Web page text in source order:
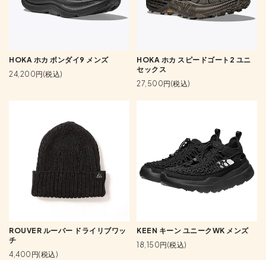
HOKA ホカ ボンダイ9 メンズ
24,200円(税込)
HOKA ホカ スピードゴート2 ユニ
セックス
27,500円(税込)
ROUVER ルーバー ドライリブワッ
チ
4,400円(税込)
KEEN キーン ユニークWK メンズ
18,150円(税込)